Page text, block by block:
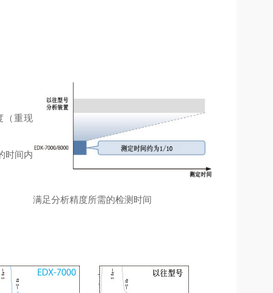
（重现
时间内
满足分析精度所需的检测时间